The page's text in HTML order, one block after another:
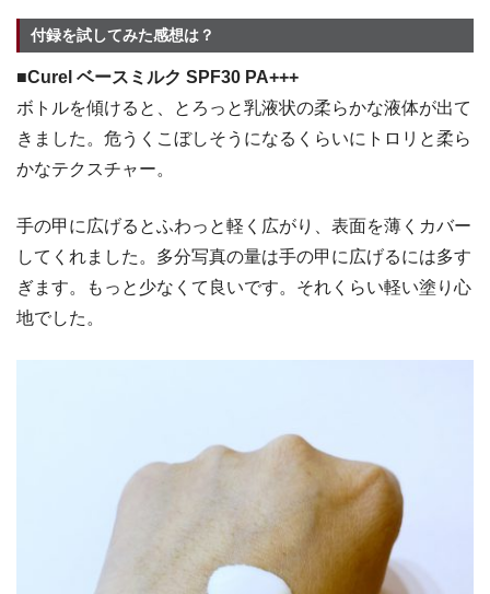
付録を試してみた感想は？
■Curel ベースミルク SPF30 PA+++
ボトルを傾けると、とろっと乳液状の柔らかな液体が出て
きました。危うくこぼしそうになるくらいにトロリと柔ら
かなテクスチャー。
手の甲に広げるとふわっと軽く広がり、表面を薄くカバー
してくれました。多分写真の量は手の甲に広げるには多す
ぎます。もっと少なくて良いです。それくらい軽い塗り心
地でした。